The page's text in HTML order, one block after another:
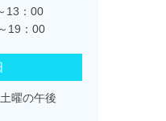
13：00
19：00
曜の午後